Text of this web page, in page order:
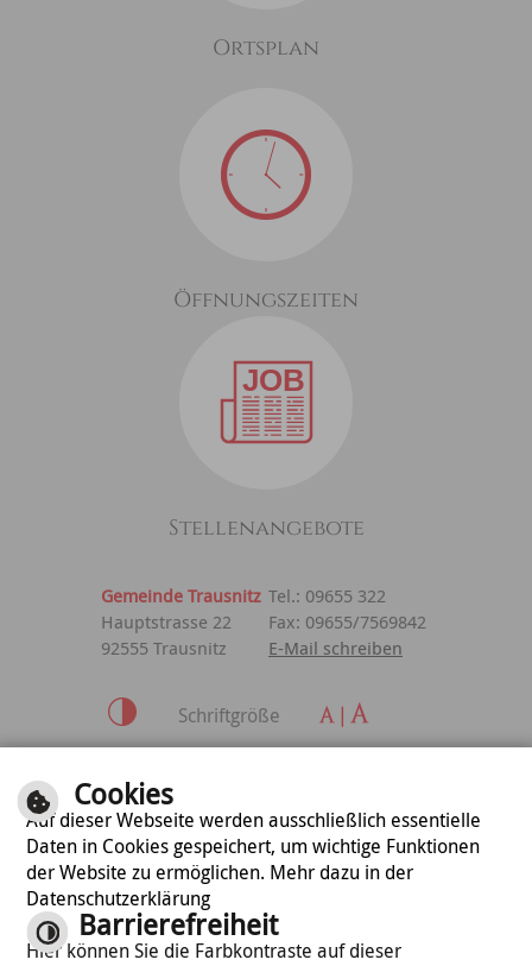
Ortsplan
Öffnungszeiten
Stellenangebote
Gemeinde Trausnitz Tel.: 09655 322
Hauptstrasse 22
Fax: 09655/7569842
92555 Trausnitz
E-Mail schreiben
Schriftgröße
Datenschutzerklärung
optimiert für
mobile Endgeräte
Cookies
Auf dieser Webseite werden ausschließlich essentielle
Daten in Cookies gespeichert, um wichtige Funktionen
der Website zu ermöglichen. Mehr dazu in der
Datenschutzerklärung
Barrierefreiheit
Hier können Sie die Farbkontraste auf dieser